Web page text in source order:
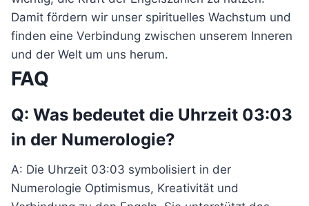
Damit fördern wir unser spirituelles Wachstum und
finden eine Verbindung zwischen unserem Inneren
und der Welt um uns herum.
FAQ
Q: Was bedeutet die Uhrzeit 03:03
in der Numerologie?
A: Die Uhrzeit 03:03 symbolisiert in der
Numerologie Optimismus, Kreativität und